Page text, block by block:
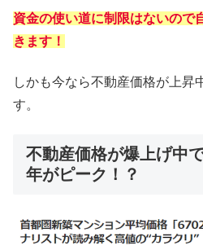
資金の使い道に制限はないので
きます！
しかも今なら不動産価格が上昇
す。
不動産価格が爆上げ中
年がピーク！？